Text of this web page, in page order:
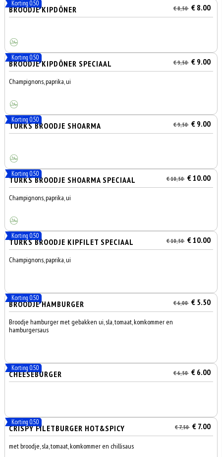
Korting 0.50
BROODJE KIPDÖNER € 8,50 € 8.00
Korting 0.50
BROODJE KIPDÖNER SPECIAAL € 9,50 € 9.00
Champignons, paprika, ui
Korting 0.50
TURKS BROODJE SHOARMA € 9,50 € 9.00
Korting 0.50
TURKS BROODJE SHOARMA SPECIAAL € 10,50 € 10.00
Champignons, paprika, ui
Korting 0.50
TURKS BROODJE KIPFILET SPECIAAL € 10,50 € 10.00
Champignons, paprika, ui
Korting 0.50
BROODJE HAMBURGER € 6,00 € 5.50
Broodje hamburger met gebakken ui, sla, tomaat, komkommer en
hamburgersaus
Korting 0.50
CHEESEBURGER € 6,50 € 6.00
Korting 0.50
CRISPY FILETBURGER HOT&SPICY € 7,50 € 7.00
met broodje, sla, tomaat, komkommer en chillisaus